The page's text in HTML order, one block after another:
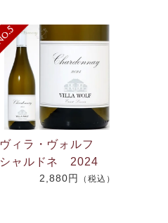
ヴィラ・ヴォルフ
シャルドネ 2024
2,880円 （税込）